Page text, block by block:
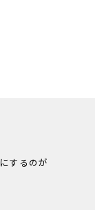
にするのが